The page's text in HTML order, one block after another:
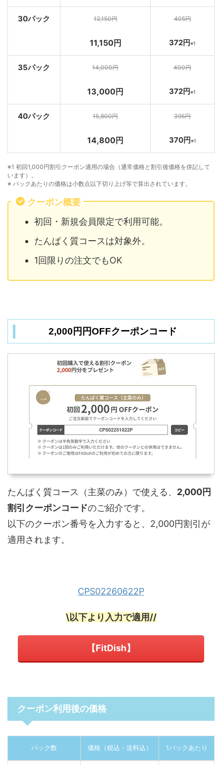
30パック 12,150円
11,150円
405円
372円※1
35パック 14,000円
13,000円
400円
372円※1
40パック 15,800円
14,800円
395円
370円※1
※1 初回1,000円割引クーポン適用の場合（通常価格と割引後価格を併記して
います）。
※ パックあたりの価格は小数点以下切り上げ等で算出されています。
クーポン概要
初回・新規会員限定で利用可能。
たんぱく質コースは対象外。
1回限りの注文でもOK
2,000円円OFFクーポンコード
たんぱく質コース（主菜のみ）で使える、 2,000円
割引クーポンコードのご紹介です。
以下のクーポン番号を入力すると、2,000円割引が
適用されます。
CPS02260622P
\以下より入力で適用//
【FitDish】
クーポン利用後の価格
パック数 価格（税込・送料込） 1パックあたり